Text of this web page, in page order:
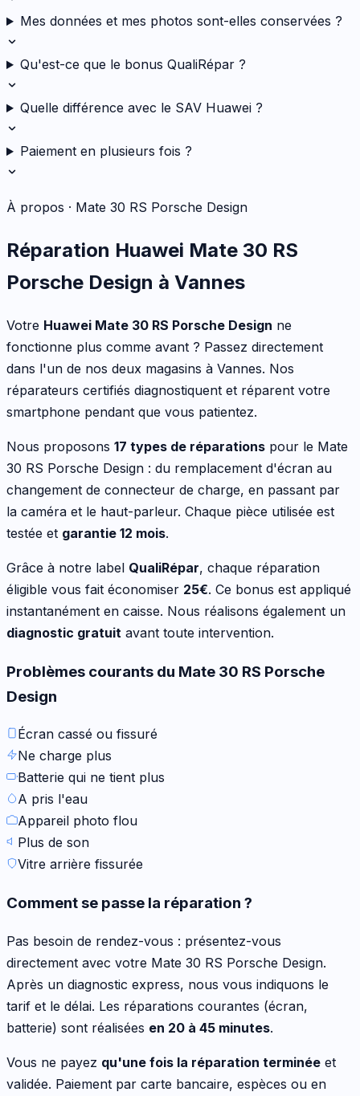
Mes données et mes photos sont-elles conservées ?
Qu'est-ce que le bonus QualiRépar ?
Quelle différence avec le SAV Huawei ?
Paiement en plusieurs fois ?
À propos · Mate 30 RS Porsche Design
Réparation Huawei Mate 30 RS
Porsche Design à Vannes
Votre Huawei Mate 30 RS Porsche Design ne
fonctionne plus comme avant ? Passez directement
dans l'un de nos deux magasins à Vannes. Nos
réparateurs certifiés diagnostiquent et réparent votre
smartphone pendant que vous patientez.
Nous proposons 17 types de réparations pour le Mate
30 RS Porsche Design : du remplacement d'écran au
changement de connecteur de charge, en passant par
la caméra et le haut-parleur. Chaque pièce utilisée est
testée et garantie 12 mois.
Grâce à notre label QualiRépar, chaque réparation
éligible vous fait économiser 25€. Ce bonus est appliqué
instantanément en caisse. Nous réalisons également un
diagnostic gratuit avant toute intervention.
Problèmes courants du Mate 30 RS Porsche
Design
Écran cassé ou fissuré
Ne charge plus
Batterie qui ne tient plus
A pris l'eau
Appareil photo flou
Plus de son
Vitre arrière fissurée
Comment se passe la réparation ?
Pas besoin de rendez-vous : présentez-vous
directement avec votre Mate 30 RS Porsche Design.
Après un diagnostic express, nous vous indiquons le
tarif et le délai. Les réparations courantes (écran,
batterie) sont réalisées en 20 à 45 minutes.
Vous ne payez qu'une fois la réparation terminée et
validée. Paiement par carte bancaire, espèces ou en